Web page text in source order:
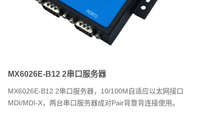
MX6026E-B12 2串口服务器
MX6026E-B12 2串口服务器，10/100M自适应以太网接口
MDI/MDI-X，两台串口服务器成对Pair背靠背连接使用。